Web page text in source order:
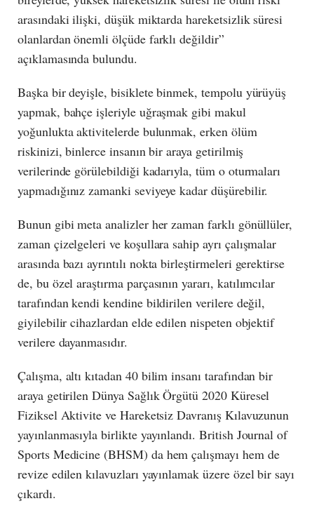
arasındaki ilişki, düşük miktarda hareketsizlik süresi
olanlardan önemli ölçüde farklı değildir”
açıklamasında bulundu.
Başka bir deyişle, bisiklete binmek, tempolu yürüyüş
yapmak, bahçe işleriyle uğraşmak gibi makul
yoğunlukta aktivitelerde bulunmak, erken ölüm
riskinizi, binlerce insanın bir araya getirilmiş
verilerinde görülebildiği kadarıyla, tüm o oturmaları
yapmadığınız zamanki seviyeye kadar düşürebilir.
Bunun gibi meta analizler her zaman farklı gönüllüler,
zaman çizelgeleri ve koşullara sahip ayrı çalışmalar
arasında bazı ayrıntılı nokta birleştirmeleri gerektirse
de, bu özel araştırma parçasının yararı, katılımcılar
tarafından kendi kendine bildirilen verilere değil,
giyilebilir cihazlardan elde edilen nispeten objektif
verilere dayanmasıdır.
Çalışma, altı kıtadan 40 bilim insanı tarafından bir
araya getirilen Dünya Sağlık Örgütü 2020 Küresel
Fiziksel Aktivite ve Hareketsiz Davranış Kılavuzunun
yayınlanmasıyla birlikte yayınlandı. British Journal of
Sports Medicine (BHSM) da hem çalışmayı hem de
revize edilen kılavuzları yayınlamak üzere özel bir sayı
çıkardı.